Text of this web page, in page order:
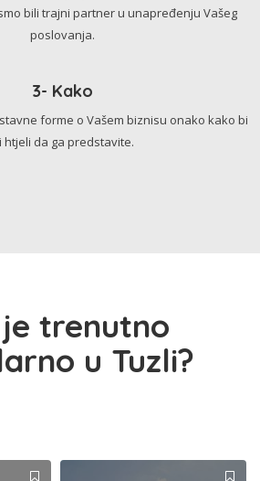
bili trajni partner u unapređenju Vašeg
poslovanja.
3- Kako
forme o Vašem biznisu onako kako bi
htjeli da ga predstavite.
trenutno
u Tuzli?